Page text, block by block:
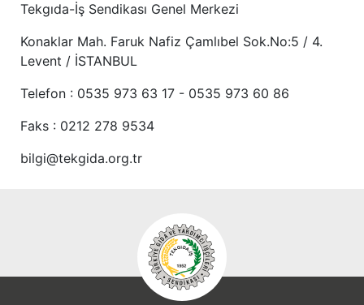
Tekgıda-İş Sendikası Genel Merkezi
Konaklar Mah. Faruk Nafiz Çamlıbel Sok.No:5 / 4.
Levent / İSTANBUL
Telefon : 0535 973 63 17 - 0535 973 60 86
Faks : 0212 278 9534
bilgi@tekgida.org.tr